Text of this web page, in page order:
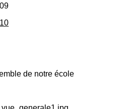
de notre école